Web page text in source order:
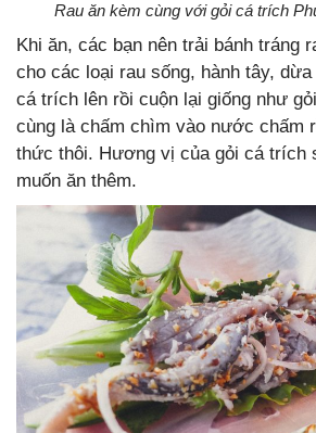
Rau ăn kèm cùng với gỏi cá trích
Khi ăn, các bạn nên trải bánh tráng
cho các loại rau sống, hành tây,
cá trích lên rồi cuộn lại giống như
cùng là chấm chìm vào nước chấm
thức thôi. Hương vị của gỏi cá trích
muốn ăn thêm.